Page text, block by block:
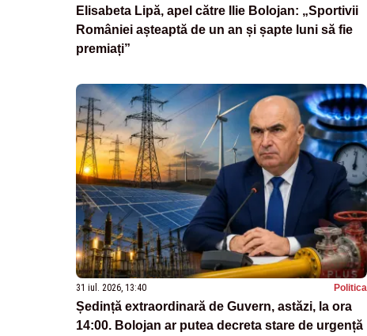
Elisabeta Lipă, apel către Ilie Bolojan: „Sportivii
României așteaptă de un an și șapte luni să fie
premiați”
31 iul. 2026, 13:40 Politica
Ședință extraordinară de Guvern, astăzi, la ora
14:00. Bolojan ar putea decreta stare de urgență